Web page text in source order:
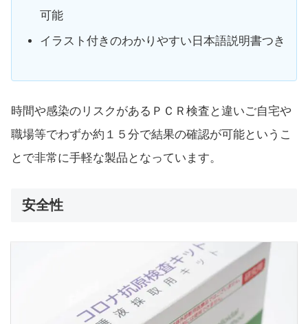
可能
イラスト付きのわかりやすい日本語説明書つき
時間や感染のリスクがあるＰＣＲ検査と違いご自宅や
職場等でわずか約１５分で結果の確認が可能というこ
とで非常に手軽な製品となっています。
安全性